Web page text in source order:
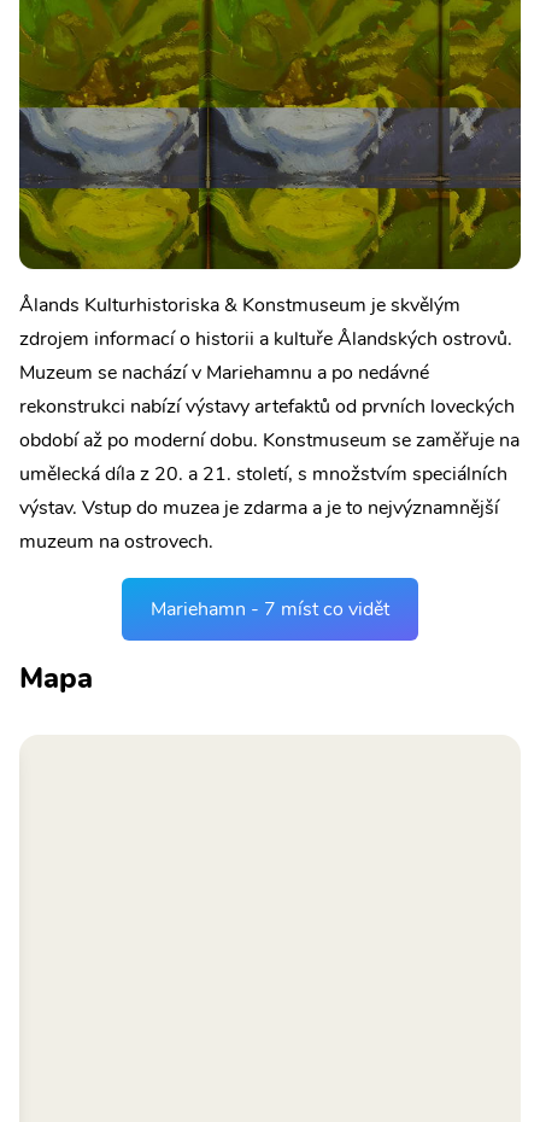
Ålands Kulturhistoriska & Konstmuseum je skvělým
zdrojem informací o historii a kultuře Ålandských ostrovů.
Muzeum se nachází v Mariehamnu a po nedávné
rekonstrukci nabízí výstavy artefaktů od prvních loveckých
období až po moderní dobu. Konstmuseum se zaměřuje na
umělecká díla z 20. a 21. století, s množstvím speciálních
výstav. Vstup do muzea je zdarma a je to nejvýznamnější
muzeum na ostrovech.
Mariehamn - 7 míst co vidět
Mapa